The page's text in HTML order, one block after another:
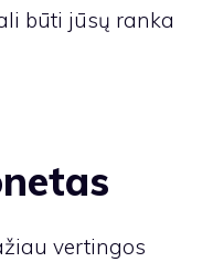
būti jūsų ranka
vertingos